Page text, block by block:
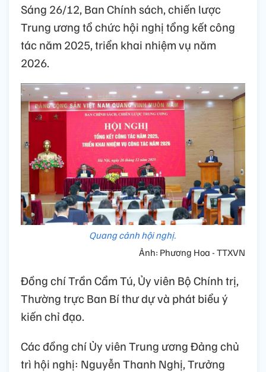
Sáng 26/12, Ban Chính sách, chiến lược
Trung ương tổ chức hội nghị tổng kết công
tác năm 2025, triển khai nhiệm vụ năm
2026.
Quang cảnh hội nghị.
Ảnh: Phương Hoa - TTXVN
Đồng chí Trần Cẩm Tú, Ủy viên Bộ Chính trị,
Thường trực Ban Bí thư dự và phát biểu ý
kiến chỉ đạo.
Các đồng chí Ủy viên Trung ương Đảng chủ
trì hội nghị: Nguyễn Thanh Nghị, Trưởng